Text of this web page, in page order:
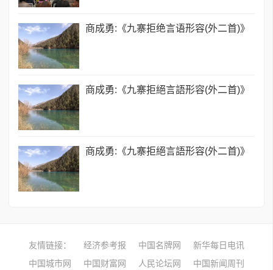
商成勇:《九寨拒绝言语形容(外二首)》
商成勇:《九寨拒絕言語形容(外二首)》
商成勇:《九寨拒絕言語形容(外二首)》
友情链接： 经济参考报 中国名牌网
新华每日电讯
中国城市网
中国财富网 人民论坛网 中国新闻周刊